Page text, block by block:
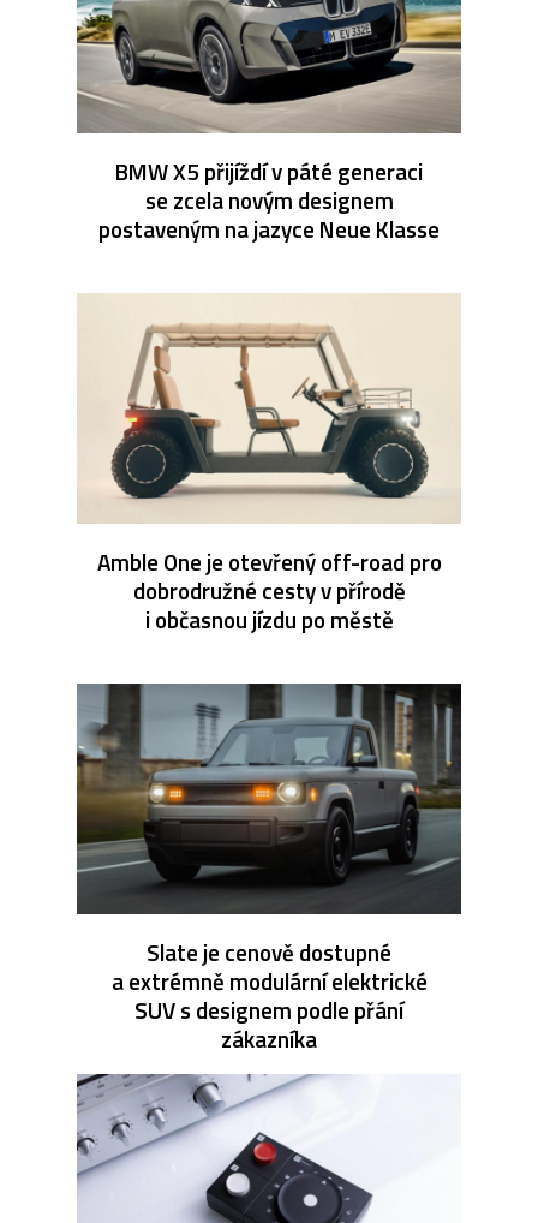
BMW X5 přijíždí v páté generaci
se zcela novým designem
postaveným na jazyce Neue Klasse
Amble One je otevřený off-road pro
dobrodružné cesty v přírodě
i občasnou jízdu po městě
Slate je cenově dostupné
a extrémně modulární elektrické
SUV s designem podle přání
zákazníka